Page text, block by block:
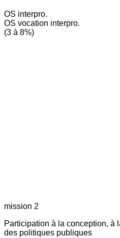
OS interpro.
OS vocation interpro.
(3 à 8%)
mission 2
Participation à la conception, à
des politiques publiques